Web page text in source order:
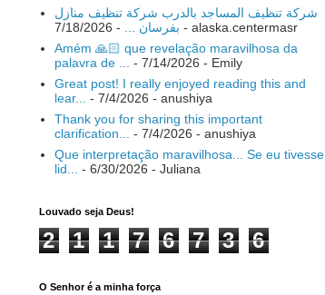
شركة تنظيف المساجد بالدرب شركة تنظيف منازل
بفرسان ...
- 7/18/2026
- alaska.centermasr
Amém 🙏🏻 que revelação maravilhosa da
palavra de ...
- 7/14/2026 - Emily
Great post! I really enjoyed reading this and
lear...
- 7/4/2026 - anushiya
Thank you for sharing this important
clarification...
- 7/4/2026 - anushiya
Que interpretação maravilhosa... Se eu tivesse
lid...
- 6/30/2026 - Juliana
Louvado seja Deus!
2 1 1 7 6 7 3 6
O Senhor é a minha força